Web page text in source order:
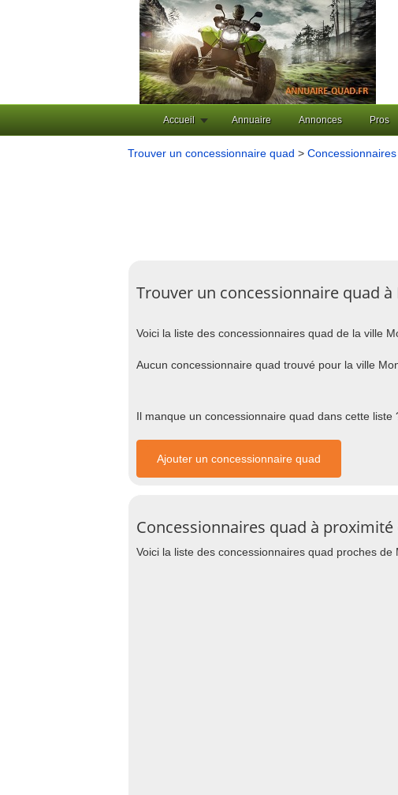
Accueil Annuaire Annonces Pros
Trouver un concessionnaire quad >
Trouver un concessionnaire quad
Voici la liste des concessionnaires quad de la ville
Aucun concessionnaire quad trouvé pour la ville
Il manque un concessionnaire quad dans cette
Ajouter un concessionnaire quad
Concessionnaires quad à
Voici la liste des concessionnaires quad proches de